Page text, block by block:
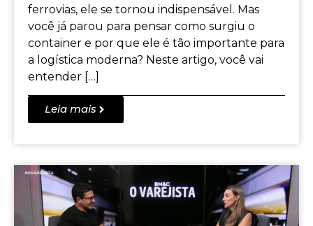
ferrovias, ele se tornou indispensável. Mas
você já parou para pensar como surgiu o
container e por que ele é tão importante para
a logística moderna? Neste artigo, você vai
entender […]
Leia mais